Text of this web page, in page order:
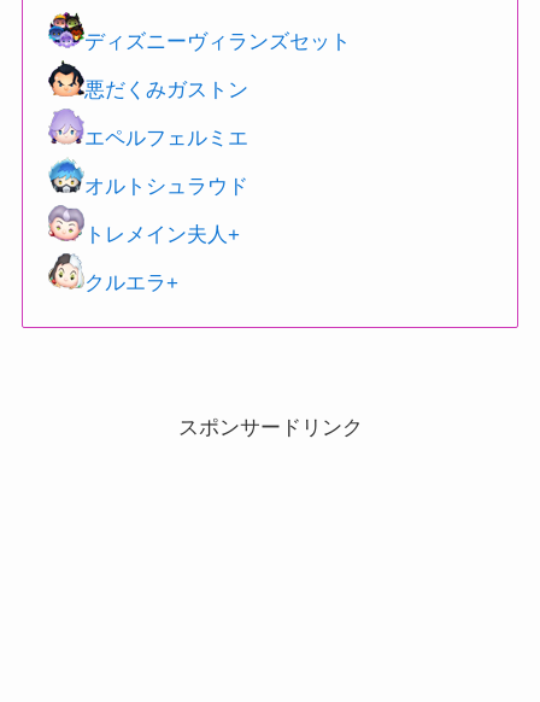
ディズニーヴィランズセット
悪だくみガストン
エペルフェルミエ
オルトシュラウド
トレメイン夫人+
クルエラ+
スポンサードリンク